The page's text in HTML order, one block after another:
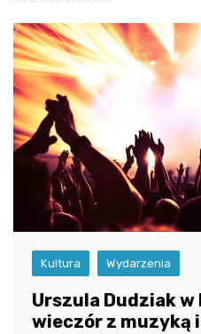
Kultura Wydarzenia
Urszula Dudziak w
wieczór z muzyką